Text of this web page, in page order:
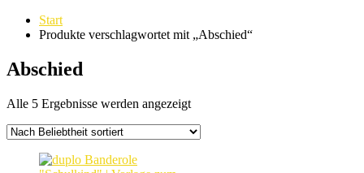
Start
Produkte verschlagwortet mit „Abschied“
Abschied
Alle 5 Ergebnisse werden angezeigtNach
sortiert